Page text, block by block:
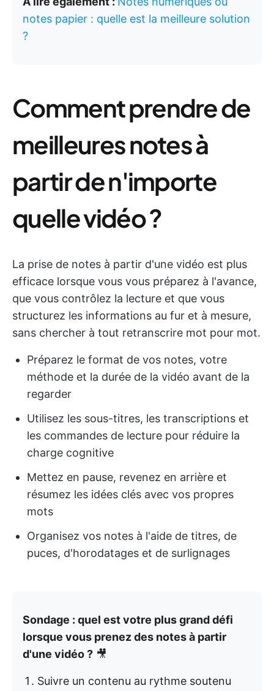
notes papier : quelle est la meilleure solution
?
Comment prendre de
meilleures notes à
partir de n'importe
quelle vidéo ?
La prise de notes à partir d'une vidéo est plus
efficace lorsque vous vous préparez à l'avance,
que vous contrôlez la lecture et que vous
structurez les informations au fur et à mesure,
sans chercher à tout retranscrire mot pour mot.
Préparez le format de vos notes, votre
méthode et la durée de la vidéo avant de la
regarder
Utilisez les sous-titres, les transcriptions et
les commandes de lecture pour réduire la
charge cognitive
Mettez en pause, revenez en arrière et
résumez les idées clés avec vos propres
mots
Organisez vos notes à l'aide de titres, de
puces, d'horodatages et de surlignages
Sondage : quel est votre plus grand défi
lorsque vous prenez des notes à partir
d'une vidéo ? 🎥
Suivre un contenu au rythme soutenu